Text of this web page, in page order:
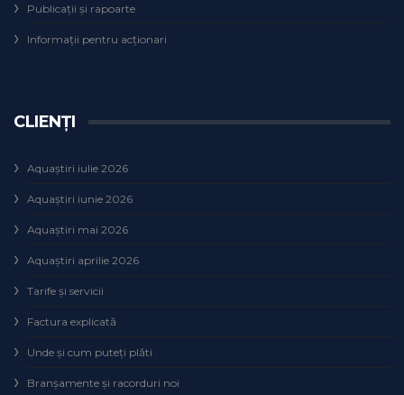
Publicații și rapoarte
Informații pentru acționari
CLIENȚI
Aquaștiri iulie 2026
Aquaștiri iunie 2026
Aquaștiri mai 2026
Aquaștiri aprilie 2026
Tarife și servicii
Factura explicată
Unde și cum puteţi plăti
Branșamente și racorduri noi